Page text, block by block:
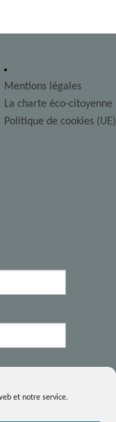
et notre service.
Mentions légales
La charte éco-citoyenne
Politique de cookies (UE)